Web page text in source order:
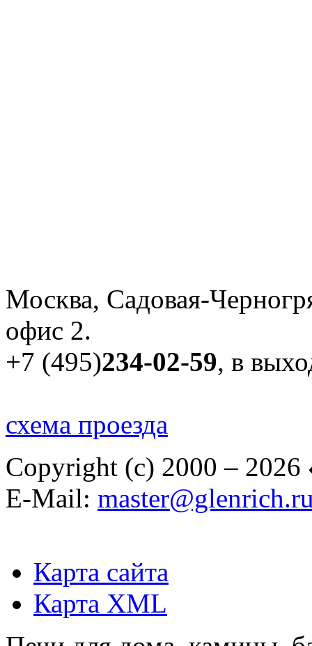
Москва, Садовая-
офис 2.
+7 (495)234-02-59, в
схема проезда
Copyright (c) 2000 – 2026
E-Mail:
Карта сайта
Карта XML